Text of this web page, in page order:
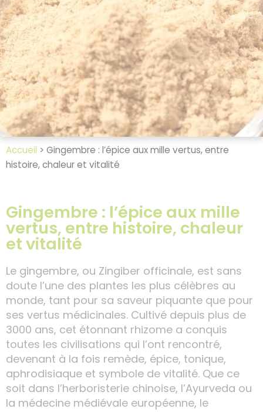
Accueil > Gingembre : l’épice aux mille vertus, entre
histoire, chaleur et vitalité
Gingembre : l’épice aux mille
vertus, entre histoire, chaleur
et vitalité
Le gingembre, ou Zingiber officinale, est sans
doute l’une des plantes les plus célèbres au
monde, tant pour sa saveur piquante que pour
ses vertus médicinales. Cultivé depuis plus de
3000 ans, cet étonnant rhizome a conquis
toutes les civilisations qui l’ont rencontré,
devenant à la fois remède, épice, tonique,
aphrodisiaque et symbole de vitalité. Que ce
soit dans l’herboristerie chinoise, l’Ayurveda ou
la médecine médiévale européenne, le